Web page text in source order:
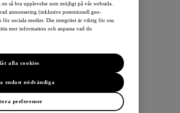
så bra upplevelse som möjligt på vår websida.
annonsering (inklusive potentionell geo-
sociala medier. Din integritet är viktig för oss.
mer information och anpassa vad du
preferenser
endast nödvändiga
alla cookies